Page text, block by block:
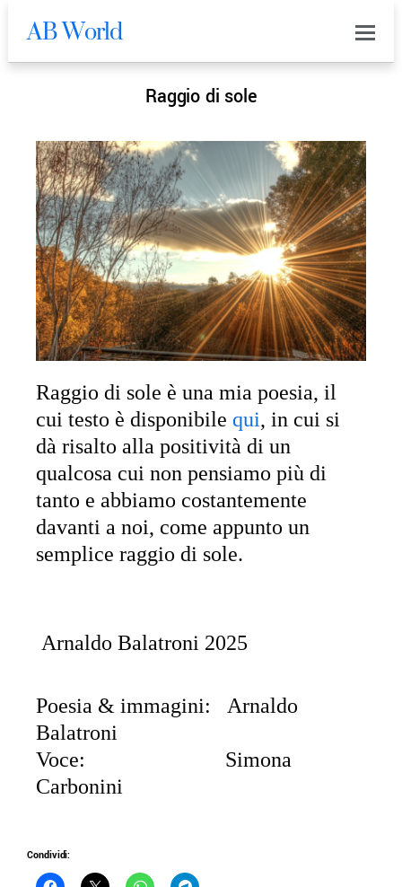
AB World
Raggio di sole
Raggio di sole è una mia poesia, il
cui testo è disponibilequi, in cui si
dà risalto alla positività di un
qualcosa cui non pensiamo più di
tanto e abbiamo costantemente
davanti a noi, come appunto un
semplice raggio di sole.
Arnaldo Balatroni 2025
Poesia & immagini: Arnaldo
Balatroni
Voce: Simona
Carbonini
Condividi: